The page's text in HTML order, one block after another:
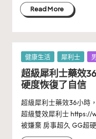
Read More
Posted
in
健康生活 犀利士
超級犀利士藥效
硬度恢復了自信
超級犀利士藥效36小時
超級雙效犀利士 https://
被嫌棄 房事超久 GG超